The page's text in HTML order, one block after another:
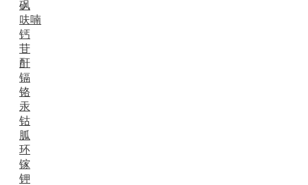
砜
呋喃
钙
苷
酐
镉
铬
汞
钴
胍
环
镓
钾